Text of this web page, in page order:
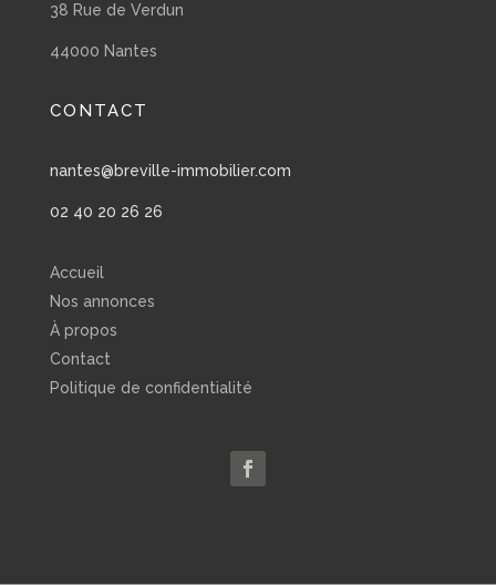
38 Rue de Verdun
44000 Nantes
CONTACT
nantes@breville-immobilier.com
02 40 20 26 26
Accueil
Nos annonces
À propos
Contact
Politique de confidentialité